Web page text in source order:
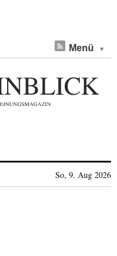
Menü
So, 9. Aug 2026